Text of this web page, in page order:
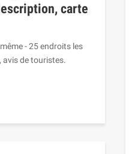
carte
- 25 endroits les
de touristes.